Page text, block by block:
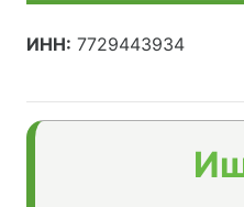
ИНН: 7729443934